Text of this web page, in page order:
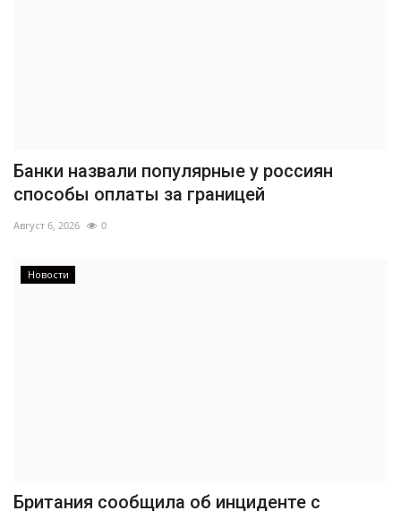
Банки назвали популярные у россиян
способы оплаты за границей
Август 6, 2026 0
Новости
Британия сообщила об инциденте с